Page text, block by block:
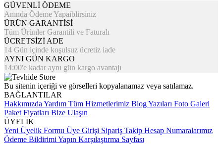
GÜVENLİ ÖDEME
Anında Ödeme Yapaiblirsiniz
ÜRÜN GARANTİSİ
Tüm Ürünler Garantili ve Faturalı
ÜCRETSİZİ ADE
14 Gün içinde koşulsuz ücretiz iade
AYNI GÜN KARGO
14:00'e kadar aynı gün kargo avantajı
Bu sitenin içeriği ve görselleri kopyalanamaz veya satılamaz.
BAĞLANTILAR
Hakkımızda Yardım Tüm Hizmetlerimiz Blog Yazıları Foto Galeri
Paket Fiyatları Bize Ulaşın
ÜYELİK
Yeni Üyelik Formu Üye Girişi Sipariş Takip Hesap Numaralarımız
Ödeme Bildirimi Yapın Karşılaştırma Sayfası